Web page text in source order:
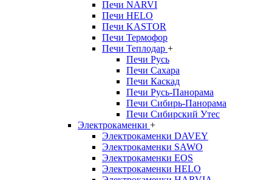
Печи NARVI
Печи HELO
Печи KASTOR
Печи Термофор
Печи Теплодар +
Печи Русь
Печи Сахара
Печи Каскад
Печи Русь-Панорама
Печи Сибирь-Панорама
Печи Сибирский Утес
Электрокаменки +
Электрокаменки DAVEY
Электрокаменки SAWO
Электрокаменки EOS
Электрокаменки HELO